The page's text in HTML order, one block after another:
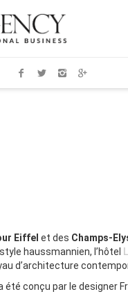
Eiffel et des Champs-
haussmannien, l’hôtel
d’architecture
été conçu par le designer